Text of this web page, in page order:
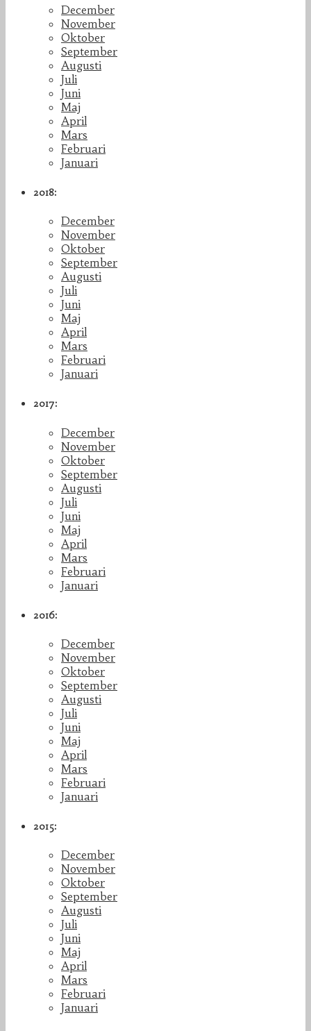
December
November
Oktober
September
Augusti
Juli
Juni
Maj
April
Mars
Februari
Januari
2018:
December
November
Oktober
September
Augusti
Juli
Juni
Maj
April
Mars
Februari
Januari
2017:
December
November
Oktober
September
Augusti
Juli
Juni
Maj
April
Mars
Februari
Januari
2016:
December
November
Oktober
September
Augusti
Juli
Juni
Maj
April
Mars
Februari
Januari
2015:
December
November
Oktober
September
Augusti
Juli
Juni
Maj
April
Mars
Februari
Januari